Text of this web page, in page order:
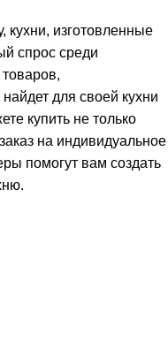
кухни, изготовленные
спрос среди
для своей кухни
купить не только
на индивидуальное
помогут вам создать